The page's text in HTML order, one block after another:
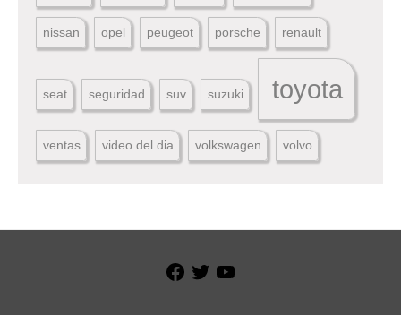
nissan opel peugeot porsche renault
seat seguridad suv suzuki toyota
ventas video del dia volkswagen volvo
Facebook
Twitter